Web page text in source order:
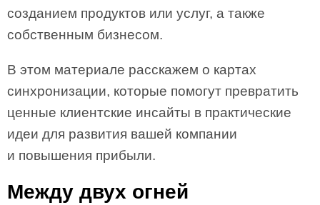
созданием продуктов или услуг, а также
собственным бизнесом.
В этом материале расскажем о картах
синхронизации, которые помогут превратить
ценные клиентские инсайты в практические
идеи для развития вашей компании
и повышения прибыли.
Между двух огней